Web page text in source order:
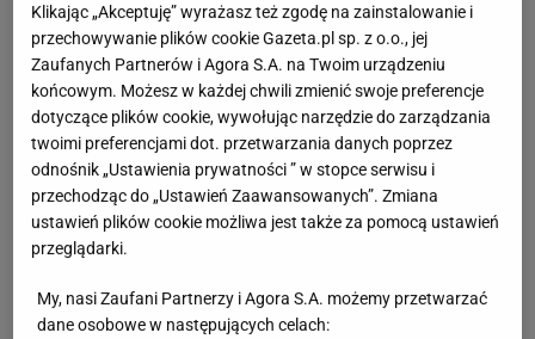
Australii, Adriana Mierzejewskiego.
Na 35 osobowej liście piłkarzy, których przed
mundialem trzeba zgłosić do FIFY, mają znaleźć się
głównie dobrze znane i sprawdzone nazwiska. Do tego
dojdzie kilku młodszych czy perspektywicznych graczy.
Po pierwsze - by zmotywować ich do dalszego wysiłku
i zaznaczyć, że drzwi reprezentacji są dla nich uchylone
na przyszłość. Po drugie - by w razie czego mieć z
kogo wybierać. Nawałka w przypadku problemów,
Klikając „Akceptuję” wyrażasz też zgodę na zainstalowanie i
przechowywanie plików cookie Gazeta.pl sp. z o.o., jej
Zaufanych Partnerów i Agora S.A. na Twoim urządzeniu
końcowym. Możesz w każdej chwili zmienić swoje preferencje
dotyczące plików cookie, wywołując narzędzie do zarządzania
twoimi preferencjami dot. przetwarzania danych poprzez
odnośnik „Ustawienia prywatności ” w stopce serwisu i
przechodząc do „Ustawień Zaawansowanych”. Zmiana
ustawień plików cookie możliwa jest także za pomocą ustawień
przeglądarki.
My, nasi Zaufani Partnerzy i Agora S.A. możemy przetwarzać
dane osobowe w następujących celach: